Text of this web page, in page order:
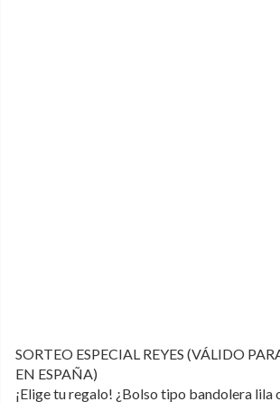
SORTEO ESPECIAL REYES (VÁLIDO
EN ESPAÑA)
¡Elige tu regalo! ¿Bolso tipo bandolera lila